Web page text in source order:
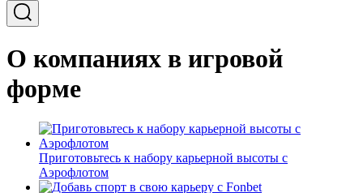
О компаниях в игровой
форме
Приготовьтесь к набору карьерной высоты с
Аэрофлотом